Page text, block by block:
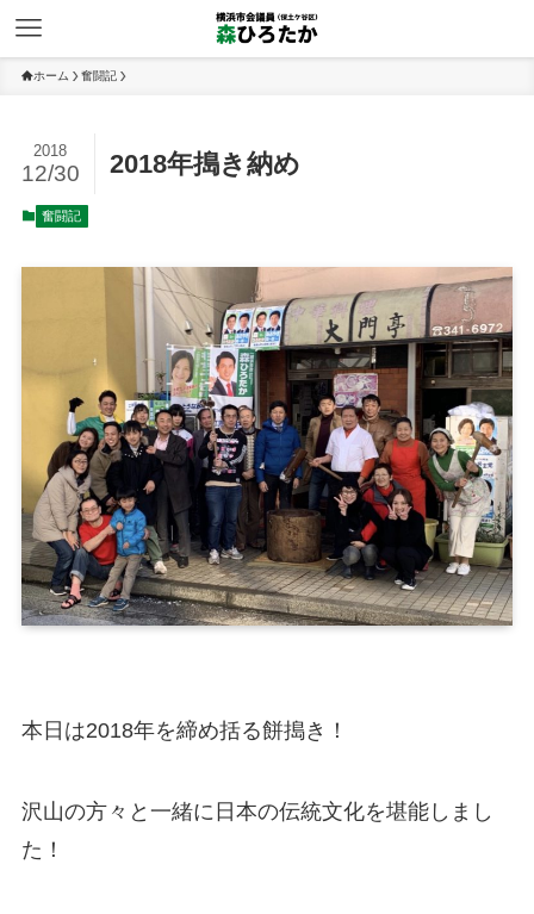
ホーム 奮闘記
2018年搗き納め
2018
12/30
奮闘記
本日は2018年を締め括る餅搗き！
沢山の方々と一緒に日本の伝統文化を堪能しまし
た！